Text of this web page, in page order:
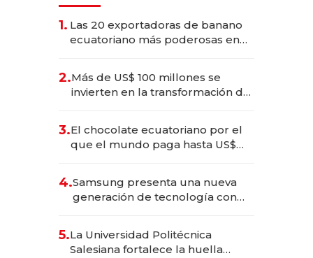
1. Las 20 exportadoras de banano
ecuatoriano más poderosas en
2.Más de US$ 100 millones se
invierten en la transformación de
3.El chocolate ecuatoriano por el
que el mundo paga hasta US$
4.Samsung presenta una nueva
generación de tecnología con
5.La Universidad Politécnica
Salesiana fortalece la huella